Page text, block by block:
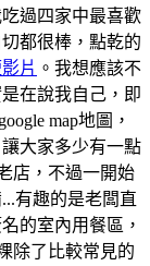
過四家中最喜歡
都很棒，點乾的
片 。我想應該不
在說我自己，即
map地圖，
大家多少有一點
店，不過一開始
有趣的是老闆直
的室內用餐區，
除了比較常見的